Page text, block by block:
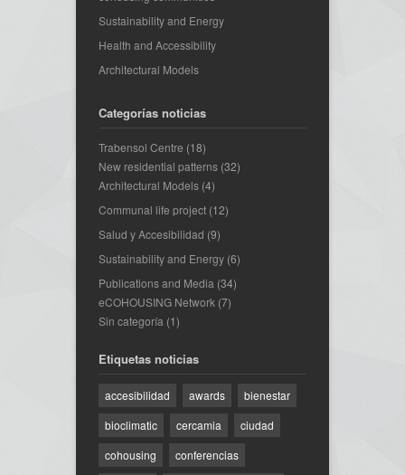
Sustainability and Energy
Health and Accessibility
Architectural Models
Categorías noticias
Trabensol Centre (18)
New residential patterns (32)
Architectural Models (4)
Communal life project (12)
Salud y Accesibilidad (9)
Sustainability and Energy (6)
Publications and Media (34)
eCOHOUSING Network (7)
Sin categoría (1)
Etiquetas noticias
accesibilidad awards
bienestar
bioclimatic
cercamia
ciudad
cohousing
conferencias